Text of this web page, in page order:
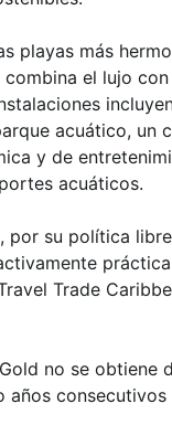
playas más
el lujo
acuático, un
y de
acuáticos.
por su política
Trade
no se obtiene